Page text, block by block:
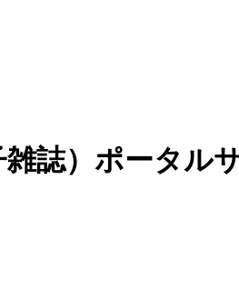
誌）ポータル